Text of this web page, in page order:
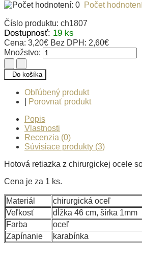
Počet
Číslo produktu: ch1807
Dostupnosť: 19 ks
Cena: 3,20€ Bez DPH: 2,60€
Množstvo:
Do košíka
Obľúbený produkt
Porovnať produkt
Popis
Vlastnosti
Recenzia (0)
Súvisiace produkty (3)
Hotová retiazka z chirurgickej ocele
Cena je za 1 ks.
Materiál
chirurgická oceľ
Veľkosť
dĺžka 46 cm, šírka 1mm
Farba
oceľ
Zapínanie
karabínka